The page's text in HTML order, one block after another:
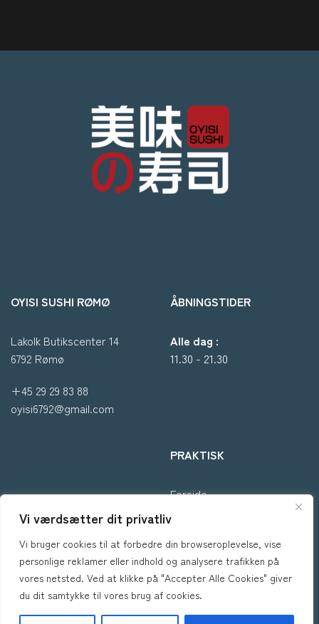
Vi værdsætter dit privatliv
Vi bruger cookies til at forbedre din browseroplevelse, vise
personlige reklamer eller indhold og analysere trafikken på
vores netsted. Ved at klikke på "Accepter Alle Cookies" giver
du dit samtykke til vores brug af cookies.
OYISI SUSHI RØMØ
Lakolk Butikscenter 14
6792 Rømø
+45 29 29 83 88
oyisi6792@gmail.com
ÅBNINGSTIDER
Alle dag :
11.30 - 21.30
PRAKTISK
Forside
Kontakt
Handelsbetingelser
Privatlivspolitik